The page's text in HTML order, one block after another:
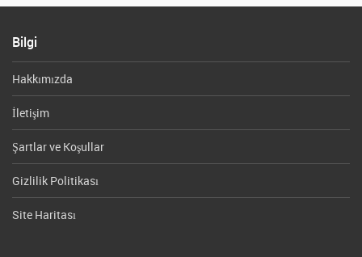
Bilgi
Hakkımızda
İletişim
Şartlar ve Koşullar
Gizlilik Politikası
Site Haritası